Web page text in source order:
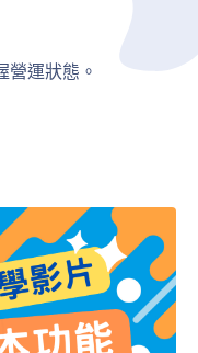
營運狀態。